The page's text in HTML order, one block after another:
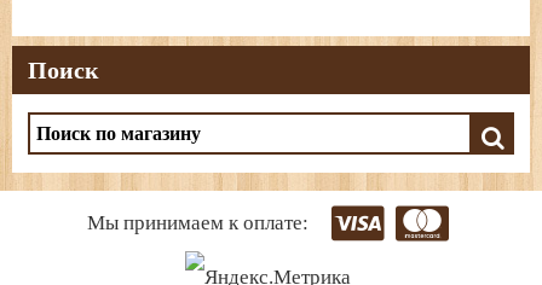
Поиск
Мы принимаем к оплате: